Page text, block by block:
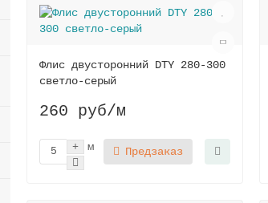
Флис двусторонний DTY 280-300
светло-серый
260 руб/м
м Предзаказ